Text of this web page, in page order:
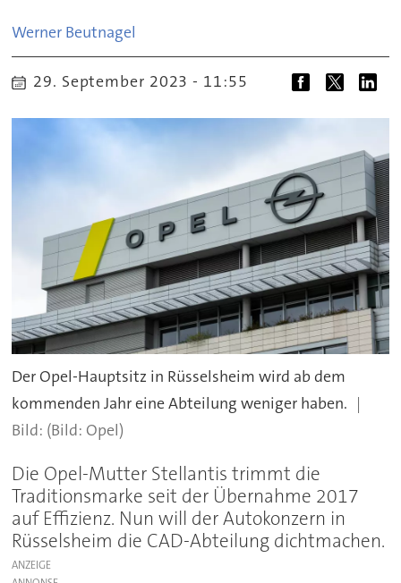
Werner Beutnagel
29. September 2023 - 11:55
Der Opel-Hauptsitz in Rüsselsheim wird ab dem
kommenden Jahr eine Abteilung weniger haben.
(Bild: Opel)
Die Opel-Mutter Stellantis trimmt die
Traditionsmarke seit der Übernahme 2017
auf Effizienz. Nun will der Autokonzern in
Rüsselsheim die CAD-Abteilung dichtmachen.
ANZEIGE